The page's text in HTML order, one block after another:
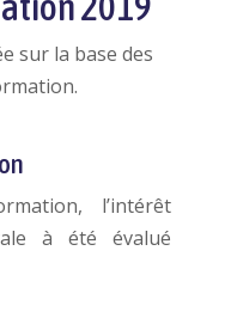
sur la base des
l’intérêt
à été évalué